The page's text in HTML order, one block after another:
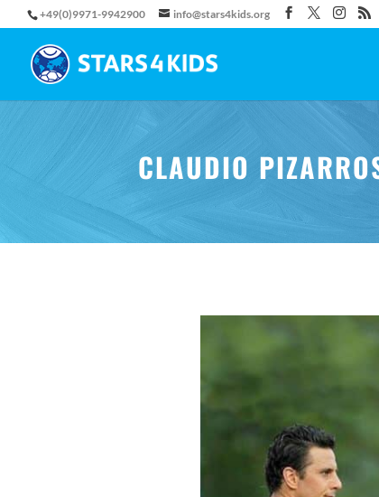
+49(0)9971-9942900 info@stars4kids.org
CLAUDIO